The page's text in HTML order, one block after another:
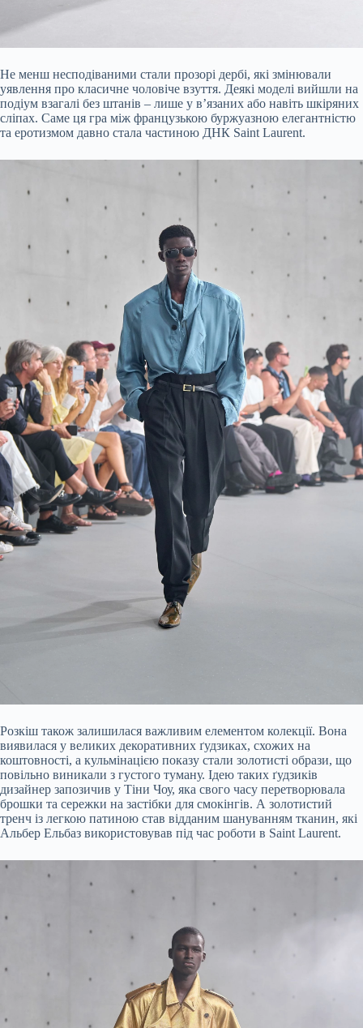
Не менш несподіваними стали прозорі дербі, які змінювали
уявлення про класичне чоловіче взуття. Деякі моделі вийшли на
подіум взагалі без штанів – лише у в’язаних або навіть шкіряних
сліпах. Саме ця гра між французькою буржуазною елегантністю
та еротизмом давно стала частиною ДНК Saint Laurent.
Розкіш також залишилася важливим елементом колекції. Вона
виявилася у великих декоративних ґудзиках, схожих на
коштовності, а кульмінацією показу стали золотисті образи, що
повільно виникали з густого туману. Ідею таких ґудзиків
дизайнер запозичив у Тіни Чоу, яка свого часу перетворювала
брошки та сережки на застібки для смокінгів. А золотистий
тренч із легкою патиною став відданим шануванням тканин, які
Альбер Ельбаз використовував під час роботи в Saint Laurent.